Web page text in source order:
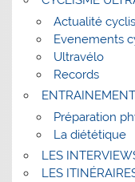
Actualité
Evenements
Ultravélo
Records
Préparation
La diététique
LES
LES